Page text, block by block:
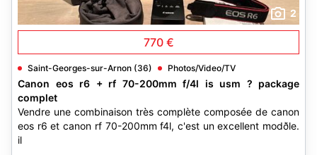
2
770 €
Saint-Georges-sur-Arnon (36) Photos/Video/TV
Canon eos r6 + rf 70-200mm f/4l is usm ? package
complet
Vendre une combinaison très complète composée de canon
eos r6 et canon rf 70-200mm f4l, c'est un excellent modðle.
il